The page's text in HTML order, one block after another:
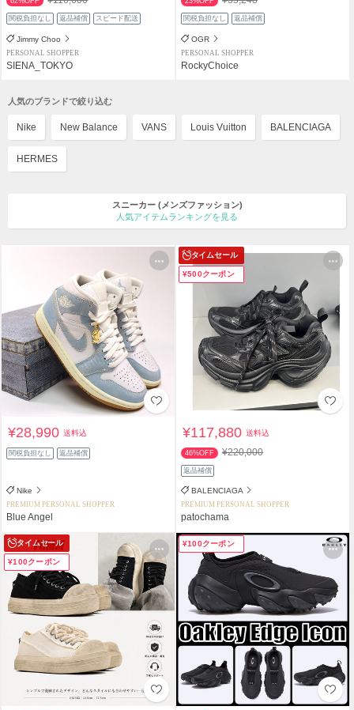
関税負担なし 返品補償 スピード配送
Jimmy Choo
PERSONAL SHOPPER
SIENA_TOKYO
関税負担なし 返品補償
OGR
PERSONAL SHOPPER
RockyChoice
人気のブランドで絞り込む
Nike New Balance VANS Louis Vuitton BALENCIAGA
HERMES
スニーカー (メンズファッション)
人気アイテムランキングを見る
¥28,990送料込
関税負担なし 返品補償
Nike
PREMIUM PERSONAL SHOPPER
Blue Angel
タイムセール
¥500クーポン
¥117,880送料込
46%OFF ¥220,000
返品補償
BALENCIAGA
PREMIUM PERSONAL SHOPPER
patochama
タイムセール
¥100クーポン
¥100クーポン